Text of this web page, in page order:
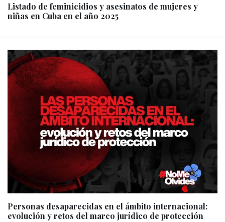
Listado de feminicidios y asesinatos de mujeres y
niñas en Cuba en el año 2025
Personas desaparecidas en el ámbito internacional:
evolución y retos del marco jurídico de protección